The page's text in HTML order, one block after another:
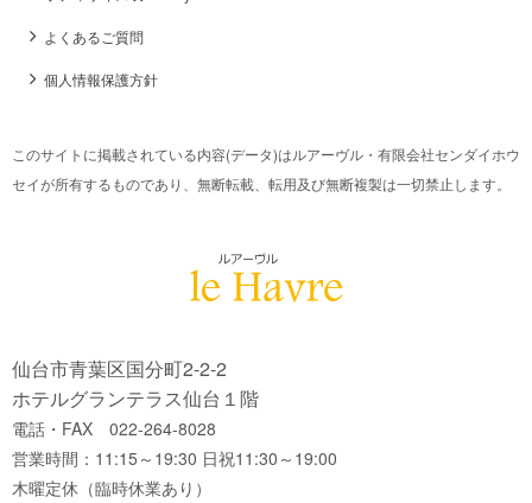
よくあるご質問
個人情報保護方針
このサイトに掲載されている内容(データ)はルアーヴル・有限会社センダイホウ
セイが所有するものであり、無断転載、転用及び無断複製は一切禁止します。
仙台市青葉区国分町2-2-2
ホテルグランテラス仙台１階
電話・FAX 022-264-8028
営業時間：11:15～19:30 日祝11:30～19:00
木曜定休（臨時休業あり）